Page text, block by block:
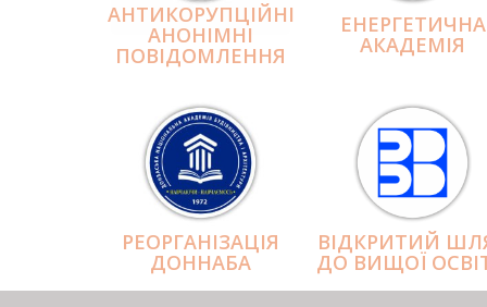
АНТИКОРУПЦІЙНІ
АНОНІМНІ
ПОВІДОМЛЕННЯ
ЕНЕРГЕТИЧНА
АКАДЕМІЯ
РЕОРГАНІЗАЦІЯ
ДОННАБА
ВІДКРИТИЙ
ДО ВИЩОЇ